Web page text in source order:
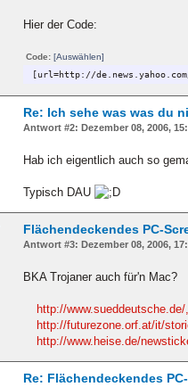
Hier der Code:
Code: [Auswählen]
[url=http://
Re: Ich sehe was was du
Antwort #2: Dezember 08, 2006,
Hab ich eigentlich auch so
Typisch DAU
Flächendeckendes PC-
Antwort #3: Dezember 08, 2006,
BKA Trojaner auch für'n Mac?
http://
http://futurezone.orf.at/it/
http://www.heise.de/
Re: Flächendeckendes